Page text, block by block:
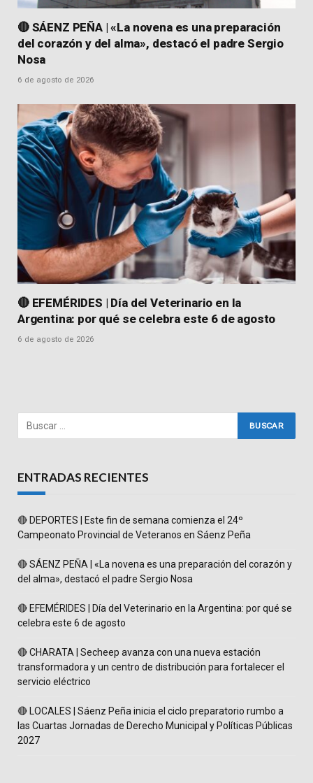
🔴 SÁENZ PEÑA | «La novena es una preparación
del corazón y del alma», destacó el padre Sergio
Nosa
6 de agosto de 2026
🔴 EFEMÉRIDES | Día del Veterinario en la
Argentina: por qué se celebra este 6 de agosto
6 de agosto de 2026
ENTRADAS RECIENTES
🔴 DEPORTES | Este fin de semana comienza el 24º
Campeonato Provincial de Veteranos en Sáenz Peña
🔴 SÁENZ PEÑA | «La novena es una preparación del corazón y
del alma», destacó el padre Sergio Nosa
🔴 EFEMÉRIDES | Día del Veterinario en la Argentina: por qué se
celebra este 6 de agosto
🔴 CHARATA | Secheep avanza con una nueva estación
transformadora y un centro de distribución para fortalecer el
servicio eléctrico
🔴 LOCALES | Sáenz Peña inicia el ciclo preparatorio rumbo a
las Cuartas Jornadas de Derecho Municipal y Políticas Públicas
2027